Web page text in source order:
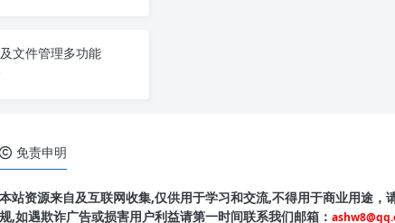
文件管理多功能
软件
免责申明
本站资源来自及互联网收集,仅供用于学习和交流,不得用于商业用途，
规,如遇欺诈广告或损害用户利益请第一时间联系我们邮箱：